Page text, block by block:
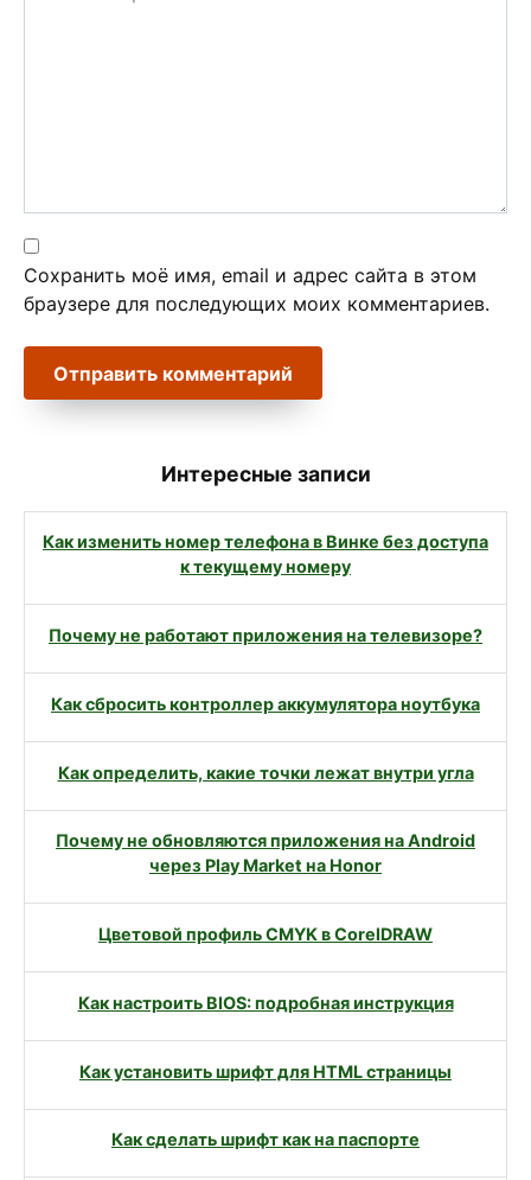
Сохранить моё имя, email и адрес сайта в этом
браузере для последующих моих комментариев.
Интересные записи
Как изменить номер телефона в Винке без доступа
к текущему номеру
Почему не работают приложения на телевизоре?
Как сбросить контроллер аккумулятора ноутбука
Как определить, какие точки лежат внутри угла
Почему не обновляются приложения на Android
через Play Market на Honor
Цветовой профиль CMYK в CorelDRAW
Как настроить BIOS: подробная инструкция
Как установить шрифт для HTML страницы
Как сделать шрифт как на паспорте